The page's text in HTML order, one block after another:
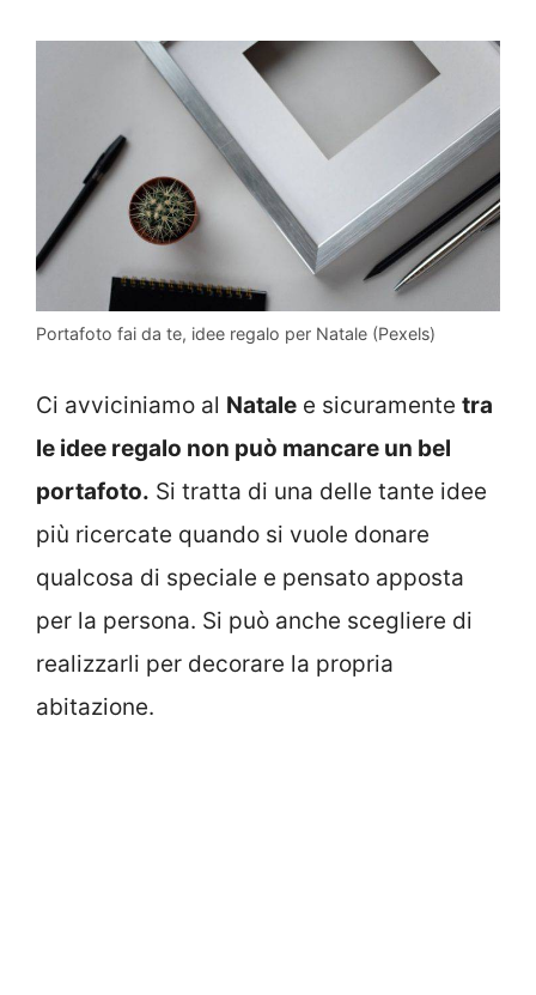
Portafoto fai da te, idee regalo per Natale (Pexels)
Ci avviciniamo al Natale e sicuramente tra
le idee regalo non può mancare un bel
portafoto. Si tratta di una delle tante idee
più ricercate quando si vuole donare
qualcosa di speciale e pensato apposta
per la persona. Si può anche scegliere di
realizzarli per decorare la propria
abitazione.